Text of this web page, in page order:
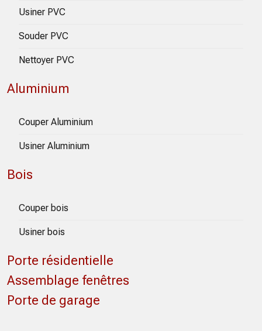
Usiner PVC
Souder PVC
Nettoyer PVC
Aluminium
Couper Aluminium
Usiner Aluminium
Bois
Couper bois
Usiner bois
Porte résidentielle
Assemblage fenêtres
Porte de garage